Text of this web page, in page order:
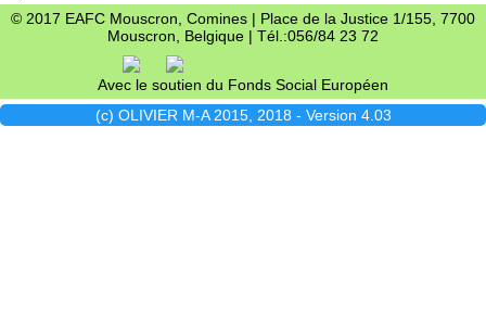
© 2017 EAFC Mouscron, Comines | Place de la Justice 1/155, 7700
Mouscron, Belgique | Tél.:056/84 23 72
Avec le soutien du Fonds Social Européen
(c) OLIVIER M-A 2015, 2018 - Version 4.03